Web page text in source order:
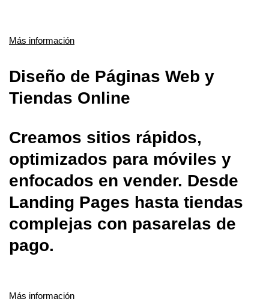
Más información
Diseño de Páginas Web y
Tiendas Online
Creamos sitios rápidos,
optimizados para móviles y
enfocados en vender. Desde
Landing Pages hasta tiendas
complejas con pasarelas de
pago.
Más información